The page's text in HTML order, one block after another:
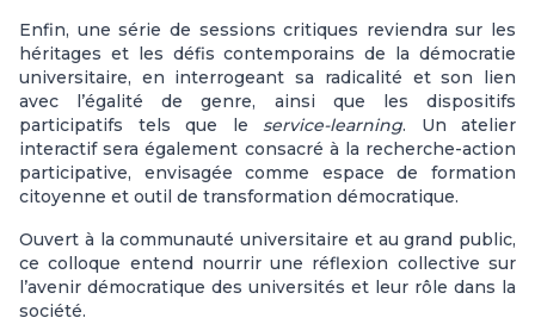
Enfin, une série de sessions critiques reviendra sur les
héritages et les défis contemporains de la démocratie
universitaire, en interrogeant sa radicalité et son lien
avec l’égalité de genre, ainsi que les dispositifs
participatifs tels que le service-learning. Un atelier
interactif sera également consacré à la recherche-action
participative, envisagée comme espace de formation
citoyenne et outil de transformation démocratique.
Ouvert à la communauté universitaire et au grand public,
ce colloque entend nourrir une réflexion collective sur
l’avenir démocratique des universités et leur rôle dans la
société.